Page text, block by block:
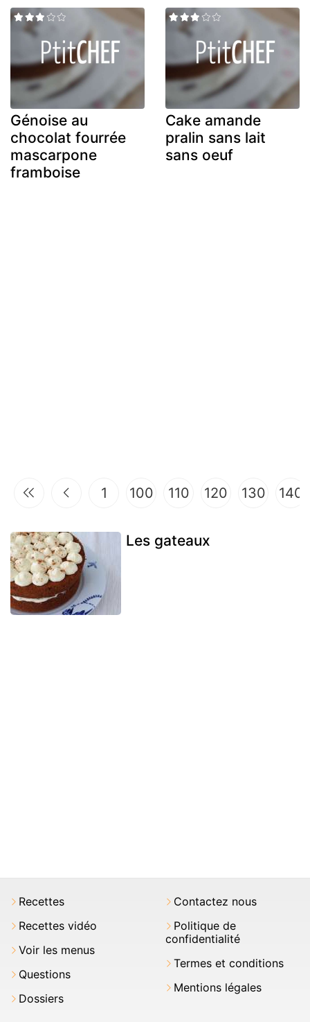
Génoise au
chocolat fourrée
mascarpone
framboise
Cake amande
pralin sans lait
sans oeuf
1 100 110 120 130 140
Les gateaux
Recettes
Recettes vidéo
Voir les menus
Questions
Dossiers
Contactez nous
Politique de
confidentialité
Termes et conditions
Mentions légales